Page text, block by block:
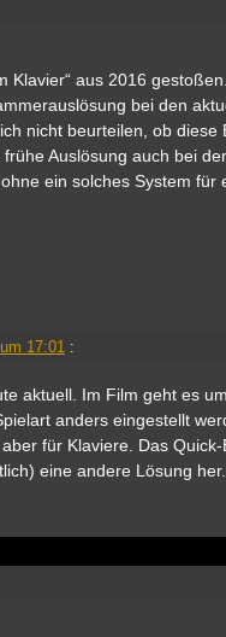
Klavier“ aus 2016
bei den
nicht beurteilen, ob
Auslösung auch bei
ein solches System für
17:01 :
aktuell. Im Film geht es
anders eingestellt
für Klaviere. Das
eine andere Lösung her.